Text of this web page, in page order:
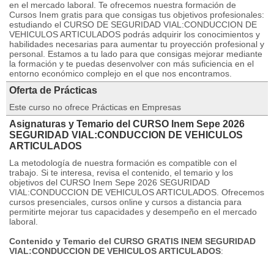
en el mercado laboral. Te ofrecemos nuestra formación de
Cursos Inem gratis para que consigas tus objetivos profesionales:
estudiando el CURSO DE SEGURIDAD VIAL:CONDUCCION DE
VEHICULOS ARTICULADOS podrás adquirir los conocimientos y
habilidades necesarias para aumentar tu proyección profesional y
personal. Estamos a tu lado para que consigas mejorar mediante
la formación y te puedas desenvolver con más suficiencia en el
entorno económico complejo en el que nos encontramos.
Oferta de Prácticas
Este curso no ofrece Prácticas en Empresas
Asignaturas y Temario del CURSO Inem Sepe 2026
SEGURIDAD VIAL:CONDUCCION DE VEHICULOS
ARTICULADOS
La metodología de nuestra formación es compatible con el
trabajo. Si te interesa, revisa el contenido, el temario y los
objetivos del CURSO Inem Sepe 2026 SEGURIDAD
VIAL:CONDUCCION DE VEHICULOS ARTICULADOS. Ofrecemos
cursos presenciales, cursos online y cursos a distancia para
permitirte mejorar tus capacidades y desempeño en el mercado
laboral.
Contenido y Temario del CURSO GRATIS INEM SEGURIDAD
VIAL:CONDUCCION DE VEHICULOS ARTICULADOS: